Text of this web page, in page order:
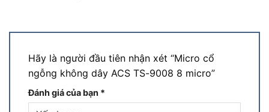
Hãy là người đầu tiên nhận xét “Micro cổ
ngỗng không dây ACS TS-9008 8 micro”
Đánh giá của bạn *